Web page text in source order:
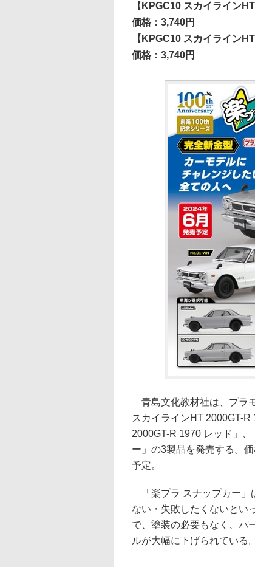
【KPGC10 スカイライン
価格：3,740円
【KPGC10 スカイライン
価格：3,740円
青島文化教材社は、プラ
スカイラインHT 2000GT-
2000GT-R 1970 レッド」
ー」の3製品を発売する。
予定。
「楽プラ スナップカー」
ない・失敗したくないとい
で、塗装の必要もなく、パ
ルが大幅に下げられている。